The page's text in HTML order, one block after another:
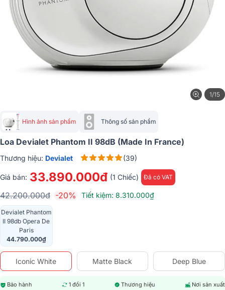
1/15
Hình ảnh sản phẩm Thông số sản phẩm
Loa Devialet Phantom II 98dB (made In France)
Thương hiệu: Devialet (39)
Giá bán: 33.890.000đ (1 Chiếc) Đã có VAT
42.200.000đ -20% Tiết kiệm: 8.310.000₫
Devialet Phantom
II 98db Opera De
Paris
44.790.000₫
Iconic White Matte Black Deep Blue
Bảo hành 1 đổi 1 Thương hiệu Nơi sản xuất